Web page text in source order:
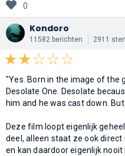
0
Kondoro
11582 berichten 2911
"Yes. Born in the image of the
Desolate One. Desolate
him and he was cast down.
Deze film loopt eigenlijk
deel, alleen staat ze ook
en kan daardoor eigenlijk